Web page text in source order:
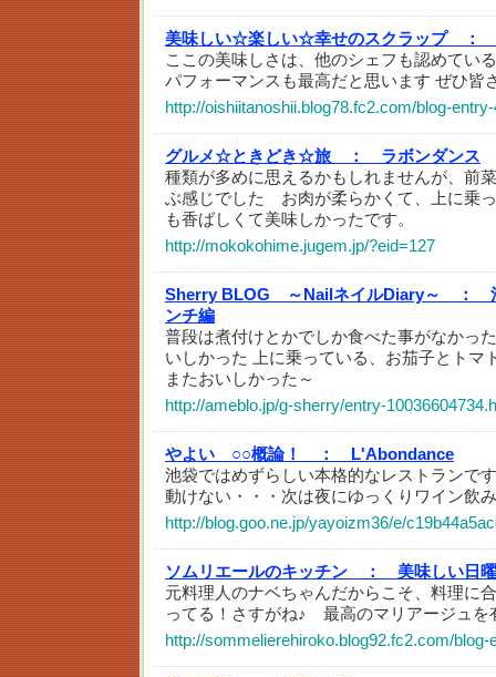
美味しい☆楽しい☆幸せのスクラップ ：
ここの美味しさは、他のシェフも認めてい
パフォーマンスも最高だと思います ぜひ皆
http://oishiitanoshii.blog78.fc2.com/blog-
グルメ☆ときどき☆旅 ：
ラボンダンス
種類が多めに思えるかもしれませんが、前
ぶ感じでした お肉が柔らかくて、上に乗
も香ばしくて美味しかったです。
http://mokokohime.jugem.jp/?eid=127
Sherry BLOG ～NailネイルDiary～ ：
ンチ編
普段は煮付けとかでしか食べた事がなかっ
いしかった 上に乗っている、お茄子とトマ
またおいしかった～
http://ameblo.jp/g-sherry/entry-
やよい ○○概論！ ：
L'Abondance
池袋ではめずらしい本格的なレストランで
動けない・・・次は夜にゆっくりワイン飲
http://blog.goo.ne.jp/yayoizm36/e/
ソムリエールのキッチン ：
美味しい日
元料理人のナベちゃんだからこそ、料理に
ってる！さすがね♪ 最高のマリアージュ
http://sommelierehiroko.blog92.fc2.com/blog-